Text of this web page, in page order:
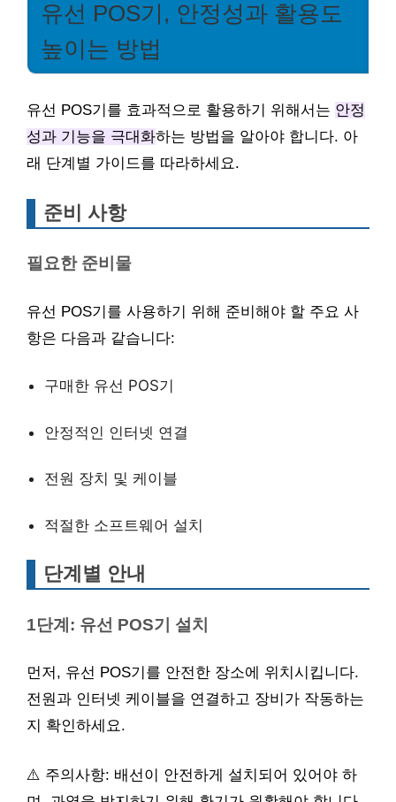
유선 POS기, 안정성과 활용도
높이는 방법
유선 POS기를 효과적으로 활용하기 위해서는 안정
성과 기능을 극대화하는 방법을 알아야 합니다. 아
래 단계별 가이드를 따라하세요.
준비 사항
필요한 준비물
유선 POS기를 사용하기 위해 준비해야 할 주요 사
항은 다음과 같습니다:
구매한 유선 POS기
안정적인 인터넷 연결
전원 장치 및 케이블
적절한 소프트웨어 설치
단계별 안내
1단계: 유선 POS기 설치
먼저, 유선 POS기를 안전한 장소에 위치시킵니다.
전원과 인터넷 케이블을 연결하고 장비가 작동하는
지 확인하세요.
⚠️ 주의사항: 배선이 안전하게 설치되어 있어야 하